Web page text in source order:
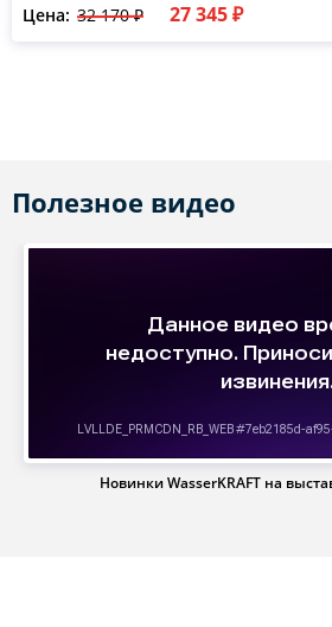
Цена: 32 170 ₽ 27 345 ₽
Полезное видео
Новинки WasserKRAFT на